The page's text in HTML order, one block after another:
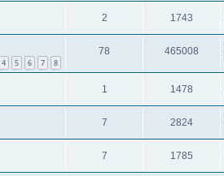
2 1743
4 5 6 7 8
78 465008
1 1478
7 2824
7 1785